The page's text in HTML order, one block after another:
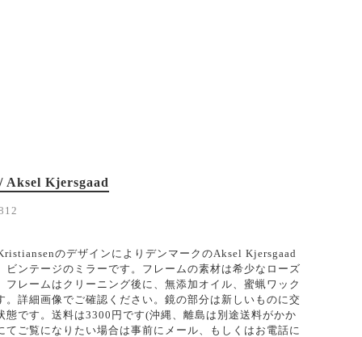
Kjersgaad
のデザインによりデンマークのAksel Kjersgaad
ビンテージのミラーです。フレームの素材は希少なローズ
フレームはクリーニング後に、無添加オイル、蜜蝋ワック
。詳細画像でご確認ください。鏡の部分は新しいものに交
態です。送料は3300円です(沖縄、離島は別途送料がかか
てご覧になりたい場合は事前にメール、もしくはお電話に